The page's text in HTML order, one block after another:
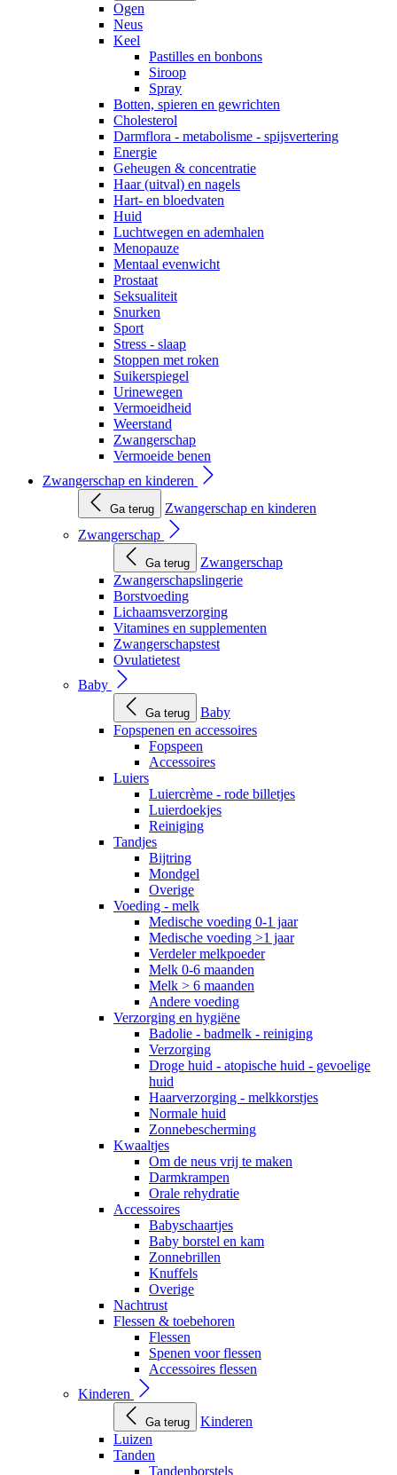
Ogen
Neus
Keel
Pastilles en bonbons
Siroop
Spray
Botten, spieren en gewrichten
Cholesterol
Darmflora - metabolisme - spijsvertering
Energie
Geheugen & concentratie
Haar (uitval) en nagels
Hart- en bloedvaten
Huid
Luchtwegen en ademhalen
Menopauze
Mentaal evenwicht
Prostaat
Seksualiteit
Snurken
Sport
Stress - slaap
Stoppen met roken
Suikerspiegel
Urinewegen
Vermoeidheid
Weerstand
Zwangerschap
Vermoeide benen
Zwangerschap en kinderen
Ga terug
Zwangerschap en kinderen
Zwangerschap
Ga terug
Zwangerschap
Zwangerschapslingerie
Borstvoeding
Lichaamsverzorging
Vitamines en supplementen
Zwangerschapstest
Ovulatietest
Baby
Ga terug
Baby
Fopspenen en accessoires
Fopspeen
Accessoires
Luiers
Luiercrème - rode billetjes
Luierdoekjes
Reiniging
Tandjes
Bijtring
Mondgel
Overige
Voeding - melk
Medische voeding 0-1 jaar
Medische voeding >1 jaar
Verdeler melkpoeder
Melk 0-6 maanden
Melk > 6 maanden
Andere voeding
Verzorging en hygiëne
Badolie - badmelk - reiniging
Verzorging
Droge huid - atopische huid - gevoelige
huid
Haarverzorging - melkkorstjes
Normale huid
Zonnebescherming
Kwaaltjes
Om de neus vrij te maken
Darmkrampen
Orale rehydratie
Accessoires
Babyschaartjes
Baby borstel en kam
Zonnebrillen
Knuffels
Overige
Nachtrust
Flessen & toebehoren
Flessen
Spenen voor flessen
Accessoires flessen
Kinderen
Ga terug
Kinderen
Luizen
Tanden
Tandenborstels